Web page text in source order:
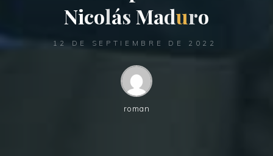
Nicolás Maduro
12 DE SEPTIEMBRE DE 2022
roman